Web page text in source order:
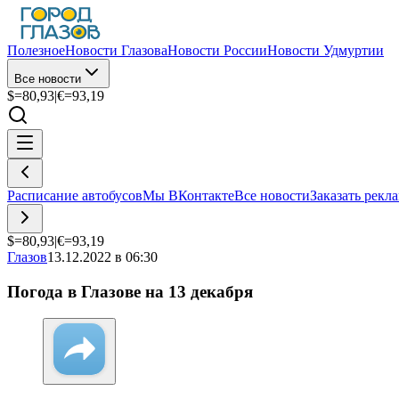
ПолезноеНовости ГлазоваНовости РоссииНовости Удмуртии
Все новости
$=80,93|€=93,19
Расписание автобусовМы ВКонтактеВсе новостиЗаказать
$=80,93|€=93,19
Глазов13.12.2022 в 06:30
Погода в Глазове на 13 декабря